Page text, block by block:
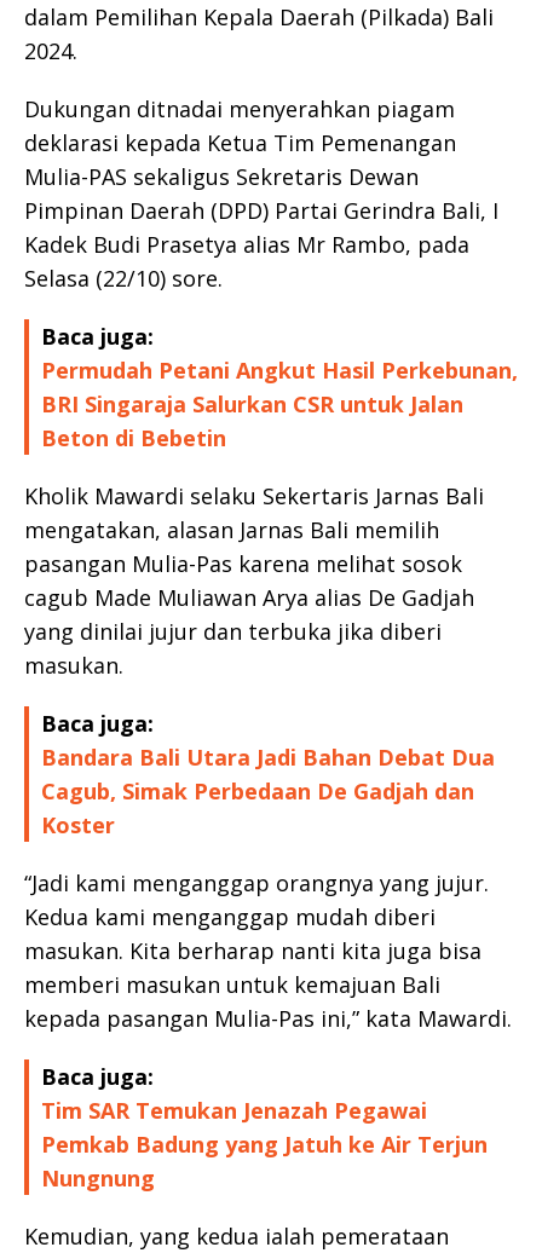
dalam Pemilihan Kepala Daerah (Pilkada) Bali
2024.
Dukungan ditnadai menyerahkan piagam
deklarasi kepada Ketua Tim Pemenangan
Mulia-PAS sekaligus Sekretaris Dewan
Pimpinan Daerah (DPD) Partai Gerindra Bali, I
Kadek Budi Prasetya alias Mr Rambo, pada
Selasa (22/10) sore.
Baca juga:
Permudah Petani Angkut Hasil Perkebunan,
BRI Singaraja Salurkan CSR untuk Jalan
Beton di Bebetin
Kholik Mawardi selaku Sekertaris Jarnas Bali
mengatakan, alasan Jarnas Bali memilih
pasangan Mulia-Pas karena melihat sosok
cagub Made Muliawan Arya alias De Gadjah
yang dinilai jujur dan terbuka jika diberi
masukan.
Baca juga:
Bandara Bali Utara Jadi Bahan Debat Dua
Cagub, Simak Perbedaan De Gadjah dan
Koster
“Jadi kami menganggap orangnya yang jujur.
Kedua kami menganggap mudah diberi
masukan. Kita berharap nanti kita juga bisa
memberi masukan untuk kemajuan Bali
kepada pasangan Mulia-Pas ini,” kata Mawardi.
Baca juga:
Tim SAR Temukan Jenazah Pegawai
Pemkab Badung yang Jatuh ke Air Terjun
Nungnung
Kemudian, yang kedua ialah pemerataan